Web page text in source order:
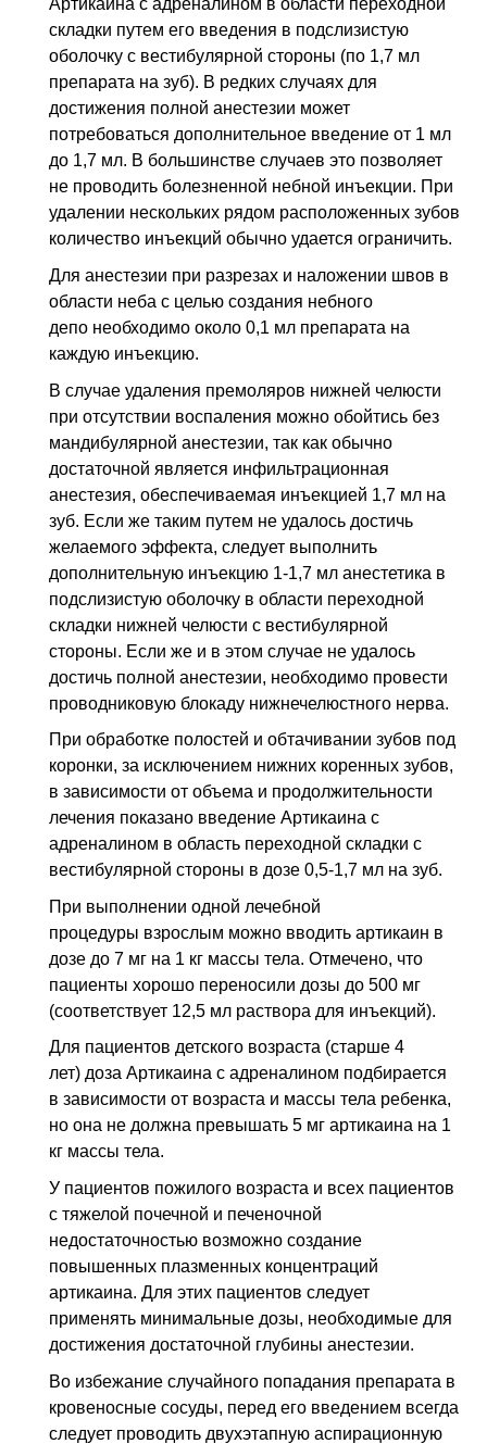
Артикаина с адреналином в области переходной
складки путем его введения в подслизистую
оболочку с вестибулярной стороны (по 1,7 мл
препарата на зуб). В редких случаях для
достижения полной анестезии может
потребоваться дополнительное введение от 1 мл
до 1,7 мл. В большинстве случаев это позволяет
не проводить болезненной небной инъекции. При
удалении нескольких рядом расположенных зубов
количество инъекций обычно удается ограничить.
Для анестезии при разрезах и наложении швов в
области неба с целью создания небного
депо необходимо около 0,1 мл препарата на
каждую инъекцию.
В случае удаления премоляров нижней челюсти
при отсутствии воспаления можно обойтись без
мандибулярной анестезии, так как обычно
достаточной является инфильтрационная
анестезия, обеспечиваемая инъекцией 1,7 мл на
зуб. Если же таким путем не удалось достичь
желаемого эффекта, следует выполнить
дополнительную инъекцию 1-1,7 мл анестетика в
подслизистую оболочку в области переходной
складки нижней челюсти с вестибулярной
стороны. Если же и в этом случае не удалось
достичь полной анестезии, необходимо провести
проводниковую блокаду нижнечелюстного нерва.
При обработке полостей и обтачивании зубов под
коронки, за исключением нижних коренных зубов,
в зависимости от объема и продолжительности
лечения показано введение Артикаина с
адреналином в область переходной складки с
вестибулярной стороны в дозе 0,5-1,7 мл на зуб.
При выполнении одной лечебной
процедуры взрослым можно вводить артикаин в
дозе до 7 мг на 1 кг массы тела. Отмечено, что
пациенты хорошо переносили дозы до 500 мг
(соответствует 12,5 мл раствора для инъекций).
Для пациентов детского возраста (старше 4
лет) доза Артикаина с адреналином подбирается
в зависимости от возраста и массы тела ребенка,
но она не должна превышать 5 мг артикаина на 1
кг массы тела.
У пациентов пожилого возраста и всех пациентов
с тяжелой почечной и печеночной
недостаточностью возможно создание
повышенных плазменных концентраций
артикаина. Для этих пациентов следует
применять минимальные дозы, необходимые для
достижения достаточной глубины анестезии.
Во избежание случайного попадания препарата в
кровеносные сосуды, перед его введением всегда
следует проводить двухэтапную аспирационную